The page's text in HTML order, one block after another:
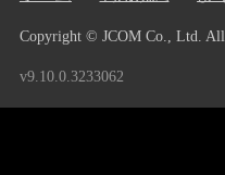
Copyright © JCOM Co., Ltd. All
v9.10.0.3233062